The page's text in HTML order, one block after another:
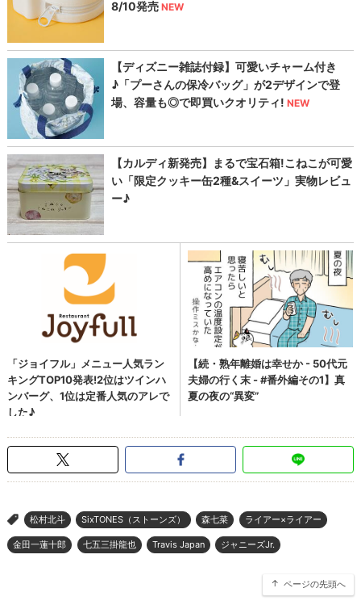
> 松村北斗 SixTONES（ストーンズ） 森七菜 ライアー×ライアー
金田一蓮十郎 七五三掛龍也 Travis Japan ジャニーズJr.
ページの先頭へ